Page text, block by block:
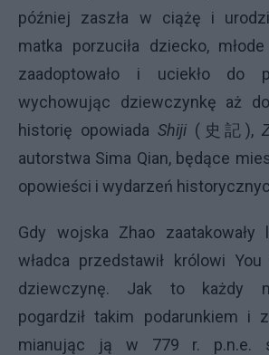
później zaszła w ciążę i
matka porzuciła dziecko,
zaadoptowało i uciekło do
wychowując dziewczynkę aż
historię opowiada Shiji(史記),
autorstwa Sima Qian, będące
opowieści i wydarzeń
Gdy wojska Zhao zaatakowały
władca przedstawił królowi
dziewczynę. Jak to każdy
pogardził takim podarunkiem i
mianując ją w 779 r. p.n.e.